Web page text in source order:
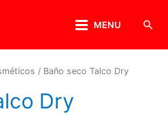
MENU
/ Baño seco Talco Dry
Dry